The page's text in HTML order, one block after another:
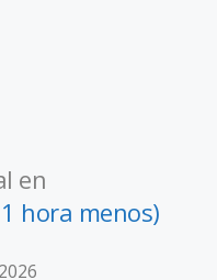
en
hora menos)